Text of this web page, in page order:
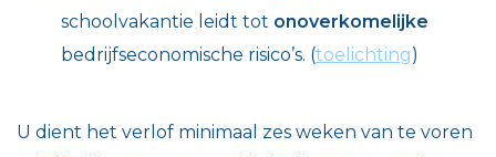
schoolvakantie leidt tot onoverkomelijke
bedrijfseconomische risico’s. (toelichting)
U dient het verlof minimaal zes weken van te voren